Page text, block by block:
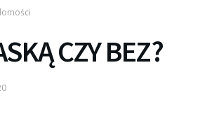
CZY BEZ?